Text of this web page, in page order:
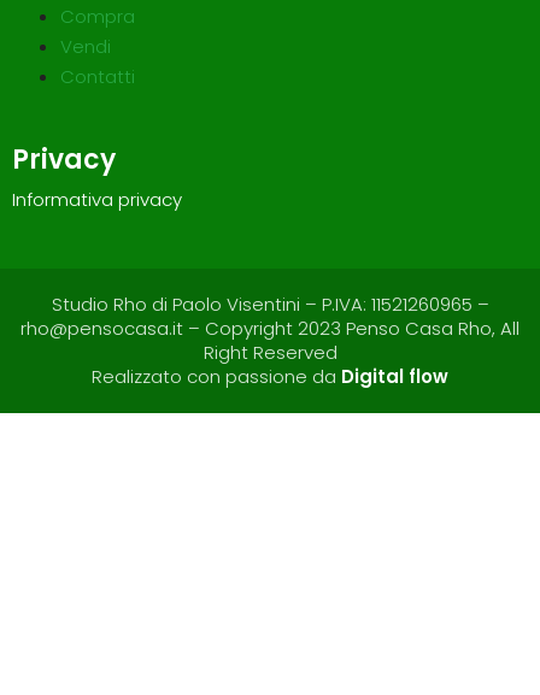
Compra
Vendi
Contatti
Privacy
Informativa privacy
Studio Rho di Paolo Visentini – P.IVA: 11521260965 –
rho@pensocasa.it – Copyright 2023 Penso Casa Rho, All
Right Reserved
Realizzato con passione da Digital flow